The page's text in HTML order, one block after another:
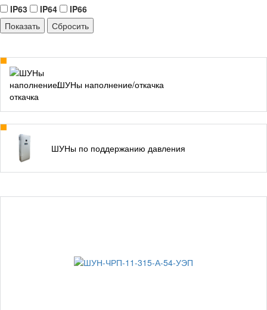
IP63
IP64 IP66
ШУНы наполнение/откачка
ШУНы по поддержанию давления